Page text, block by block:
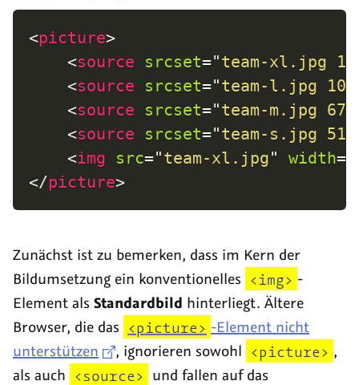
<picture>
<source srcset="team-xl.jpg
<source srcset="team-l.jpg
<source srcset="team-m.jpg
<source srcset="team-s.jpg
<img src="team-xl.jpg" width=
</picture>
Zunächst ist zu bemerken, dass im Kern der
Bildumsetzung ein konventionelles <img> -
Element als Standardbild hinterliegt. Ältere
Browser, die das <picture> -Element nicht
unterstützen
, ignorieren sowohl <picture> ,
als auch <source> und fallen auf das